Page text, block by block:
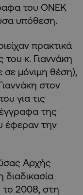
του ΟΝΕΚ
υπόθεση.
πρακτικά
κ. Γιαννάκη
σε μόνιμη θέση),
στον
για τις
της
έφεραν την
Αρχής
διαδικασία
το 2008, στη